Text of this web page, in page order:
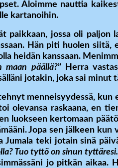
Aloimme nauttia
kartanoihin.
paikkaan, jossa oli paljon
Hän piti huolen
heidän kanssaan.
maan päällä?” Herra
jotakin, joka sai minut
menneisyydessä, kun
olevansa raskaana, en
luokseen kertomaan
Jopa sen jälkeen
Jumala teki jotain sinä
Tuo tyttö on sinun tyttäresi.
jo pitkän aikaa.